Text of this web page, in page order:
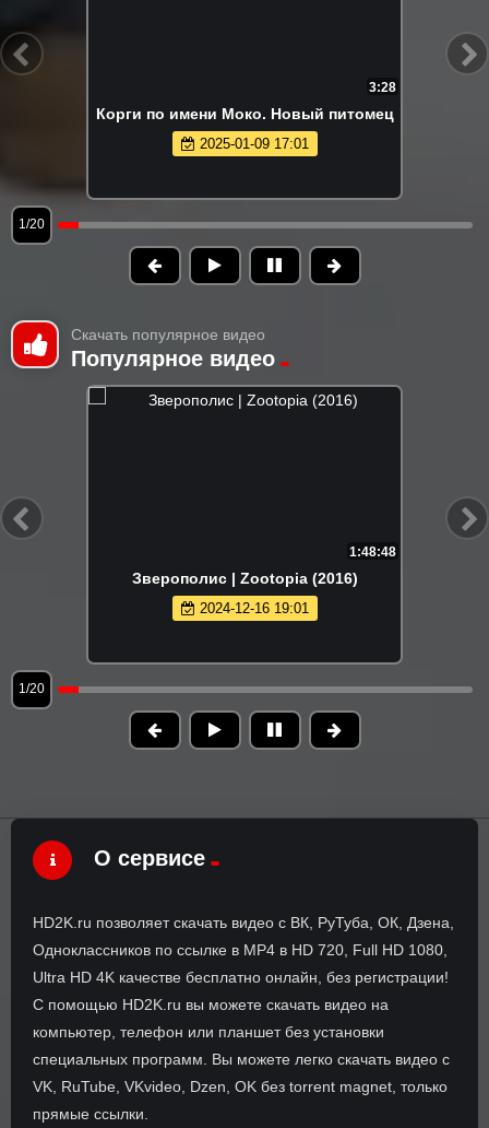
3:28
Корги по имени Моко. Новый питомец
2025-01-09 17:01
1/20
Скачать популярное видео
Популярное видео
1:48:48
Зверополис | Zootopia (2016)
2024-12-16 19:01
1/20
О сервисе
HD2K.ru позволяет скачать видео с ВК, РуТуба, ОК, Дзена,
Одноклассников по ссылке в MP4 в HD 720, Full HD 1080,
Ultra HD 4K качестве бесплатно онлайн, без регистрации!
С помощью HD2K.ru вы можете скачать видео на
компьютер, телефон или планшет без установки
специальных программ. Вы можете легко скачать видео с
VK, RuTube, VKvideo, Dzen, OK без torrent magnet, только
прямые ссылки.